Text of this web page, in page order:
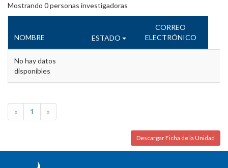
Mostrando 0personas investigadoras
NOMBRE ESTADO
CORREO
ELECTRÓNICO
No hay datos
disponibles
« 1 »
Descargar Ficha de la Unidad